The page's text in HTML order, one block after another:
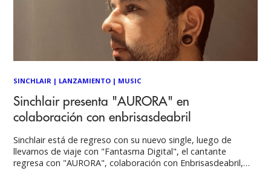
SINCHLAIR | LANZAMIENTO | MUSIC
Sinchlair presenta "AURORA" en
colaboración con enbrisasdeabril
Sinchlair está de regreso con su nuevo single, luego de
llevarnos de viaje con "Fantasma Digital", el cantante
regresa con "AURORA", colaboración con Enbrisasdeabril,